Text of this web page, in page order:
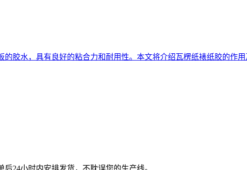
胶水，具有良好的粘合力和耐用性。本文将介绍瓦楞纸裱纸胶的作